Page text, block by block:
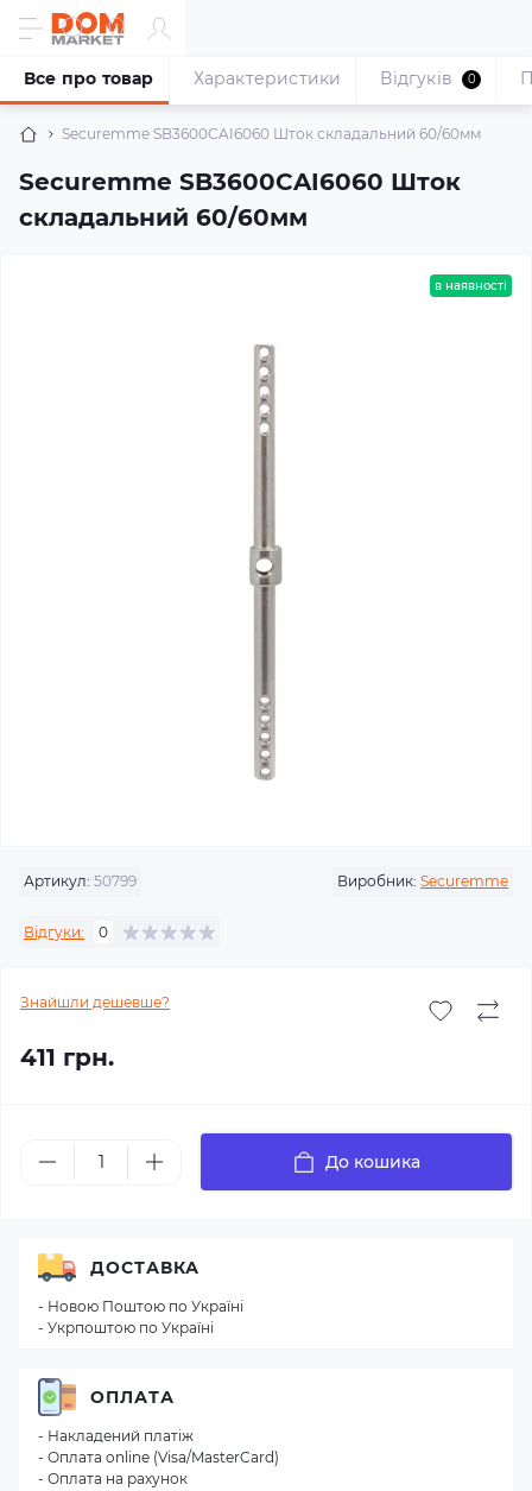
Securemme SB3600CAI6060 Шток складальний 60/60мм
Securemme SB3600CAI6060 Шток
складальний 60/60мм
Все про товар Характеристики Відгуків 0
в наявності
Артикул: 50799 Виробник: Securemme
Відгуки: 0
Знайшли дешевше?
411 грн.
До кошика
ДОСТАВКА
- Новою Поштою по Україні
- Укрпоштою по Україні
ОПЛАТА
- Накладений платіж
- Оплата online (Visa/MasterCard)
- Оплата на рахунок